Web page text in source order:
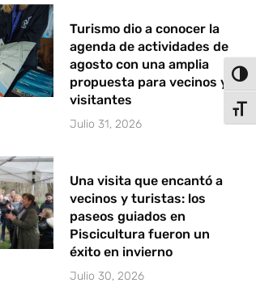
Turismo dio a conocer la
agenda de actividades de
agosto con una amplia
propuesta para vecinos y
visitantes
Julio 31, 2026
Una visita que encantó a
vecinos y turistas: los
paseos guiados en
Piscicultura fueron un
éxito en invierno
Julio 30, 2026